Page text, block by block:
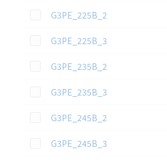
この資料を選択
G3PE_225B_2
この資料を選択
G3PE_225B_3
この資料を選択
G3PE_235B_2
この資料を選択
G3PE_235B_3
この資料を選択
G3PE_245B_2
この資料を選択
G3PE_245B_3